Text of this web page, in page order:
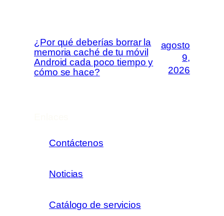
¿Por qué deberías borrar la
memoria caché de tu móvil
Android cada poco tiempo y
cómo se hace?
agosto
9,
2026
Contáctenos
Noticias
Catálogo de servicios